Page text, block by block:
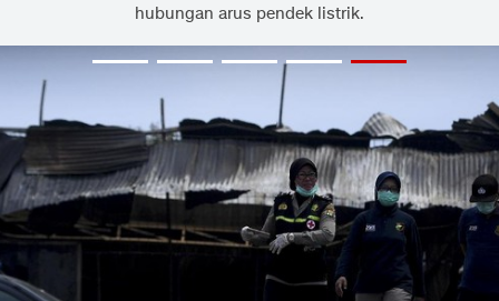
hubungan arus pendek listrik.